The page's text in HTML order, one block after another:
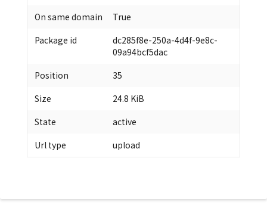
On same domain
True
Package id
dc285f8e-250a-4d4f-9e8c-
09a94bcf5dac
Position
35
Size
24.8 KiB
State
active
Url type
upload